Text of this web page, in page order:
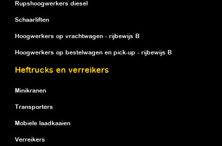
Rupshoogwerkers diesel
Schaarliften
Hoogwerkers op vrachtwagen - rijbewijs B
Hoogwerkers op bestelwagen en pick-up - rijbewijs B
Heftrucks en verreikers
Minikranen
Transporters
Mobiele laadkaaien
Verreikers